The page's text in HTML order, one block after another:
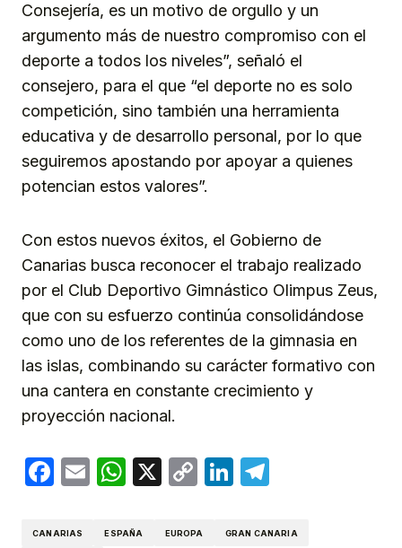
Consejería, es un motivo de orgullo y un
argumento más de nuestro compromiso con el
deporte a todos los niveles”, señaló el
consejero, para el que “el deporte no es solo
competición, sino también una herramienta
educativa y de desarrollo personal, por lo que
seguiremos apostando por apoyar a quienes
potencian estos valores”.
Con estos nuevos éxitos, el Gobierno de
Canarias busca reconocer el trabajo realizado
por el Club Deportivo Gimnástico Olimpus Zeus,
que con su esfuerzo continúa consolidándose
como uno de los referentes de la gimnasia en
las islas, combinando su carácter formativo con
una cantera en constante crecimiento y
proyección nacional.
Facebook
EmailWhatsApp
X
CopyLinkedIn
CANARIAS ESPAÑA EUROPA GRAN CANARIA